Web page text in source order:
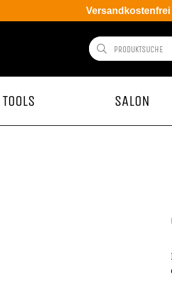
Versandkostenfrei
TOOLS SALON